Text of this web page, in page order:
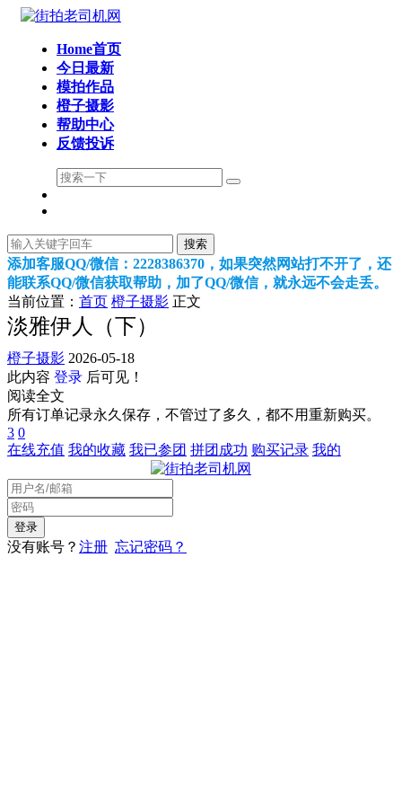
Home首页
今日最新
模拍作品
橙子摄影
帮助中心
反馈投诉
搜索
添加客服QQ/微信：2228386370，如果突然网站打不开了，还
能联系QQ/微信获取帮助，加了QQ/微信，就永远不会走丢。
当前位置： 首页 橙子摄影 正文
淡雅伊人（下）
橙子摄影 2026-05-18
此内容 登录 后可见！
阅读全文
所有订单记录永久保存，不管过了多久，都不用重新购买。
3 0
在线充值 我的收藏 我已参团 拼团成功 购买记录 我的
没有账号？ 注册 忘记密码？